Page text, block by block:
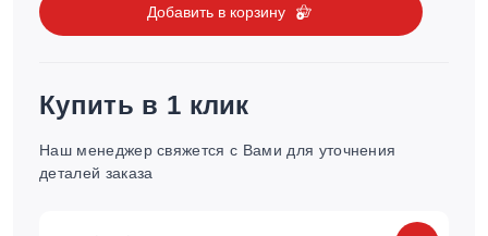
Добавить в корзину
Купить в 1 клик
Наш менеджер свяжется с Вами для уточнения
деталей заказа